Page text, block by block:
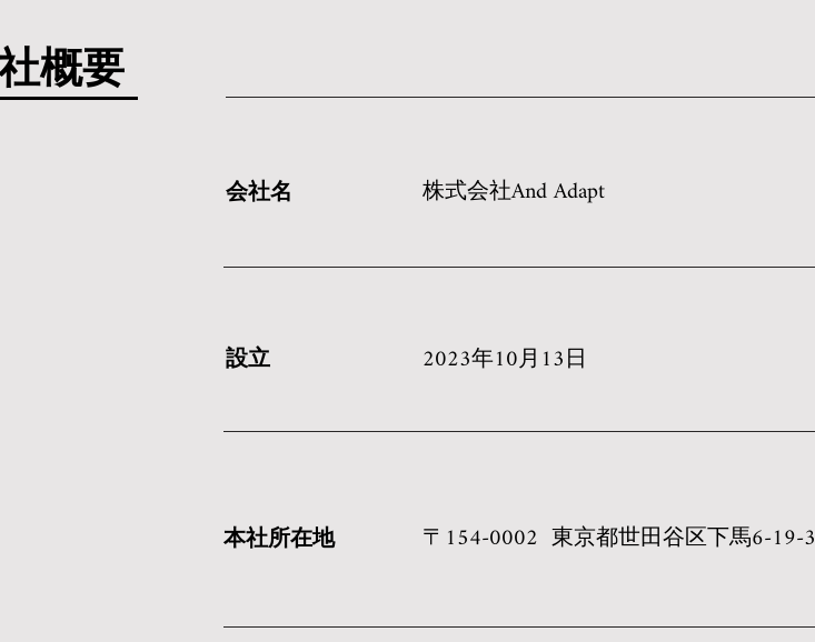
概要
会社名 ​株式会社And Adapt
​設立 ​2023年10月13日
本社所在地 ​〒154-0002 東京都世田谷区下馬6-19-3